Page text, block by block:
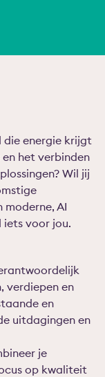
die energie krijgt
het verbinden
Wil jij
moderne, AI
iets voor jou.
verdiepen en
en
uitdagingen en
je
op kwaliteit